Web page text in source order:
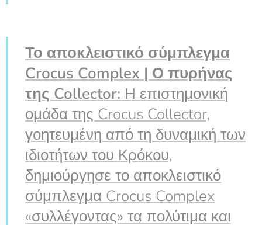
Το αποκλειστικό σύμπλεγμα
Crocus Complex | Ο πυρήνας
της Collector: Η επιστημονική
ομάδα της Crocus Collector,
γοητευμένη από τη δυναμική των
ιδιοτήτων του Κρόκου,
δημιούργησε το αποκλειστικό
σύμπλεγμα Crocus Complex
«συλλέγοντας» τα πολύτιμα και